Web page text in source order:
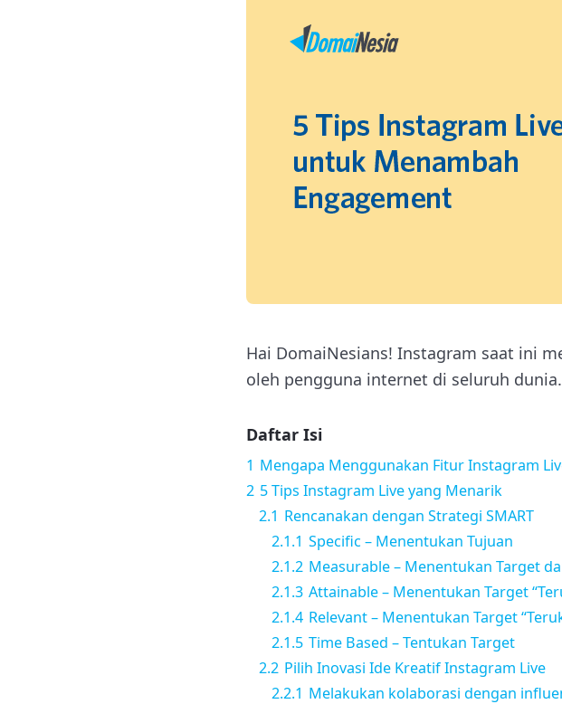
Hai DomaiNesians! Instagram saat ini
oleh pengguna internet di seluruh dunia.
Daftar Isi
1 Mengapa Menggunakan Fitur Instagram
2 5 Tips Instagram Live yang Menarik
2.1 Rencanakan dengan Strategi SMART
2.1.1 Specific – Menentukan Tujuan
2.1.2 Measurable – Menentukan Target
2.1.3 Attainable – Menentukan Target
2.1.4 Relevant – Menentukan Target
2.1.5 Time Based – Tentukan Target
2.2 Pilih Inovasi Ide Kreatif Instagram Live
2.2.1 Melakukan kolaborasi dengan